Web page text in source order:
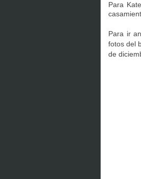
Para
Para ir
fotos del
de